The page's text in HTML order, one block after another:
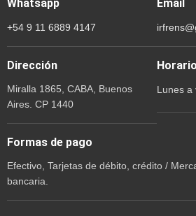
Whatsapp
+54 9 11 6889 4147
Email
Dirección
Miralla 1865, CABA, Buenos
Aires. CP 1440
Lunes a
Formas de pago
Efectivo, Tarjetas de débito, crédito /
bancaria.